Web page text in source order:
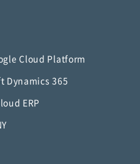
Cloud Platform
Dynamics 365
ERP